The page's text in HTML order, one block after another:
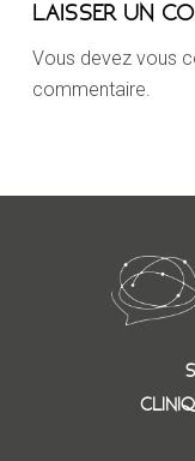
LAISSER UN
Vous devez vous
commentaire.